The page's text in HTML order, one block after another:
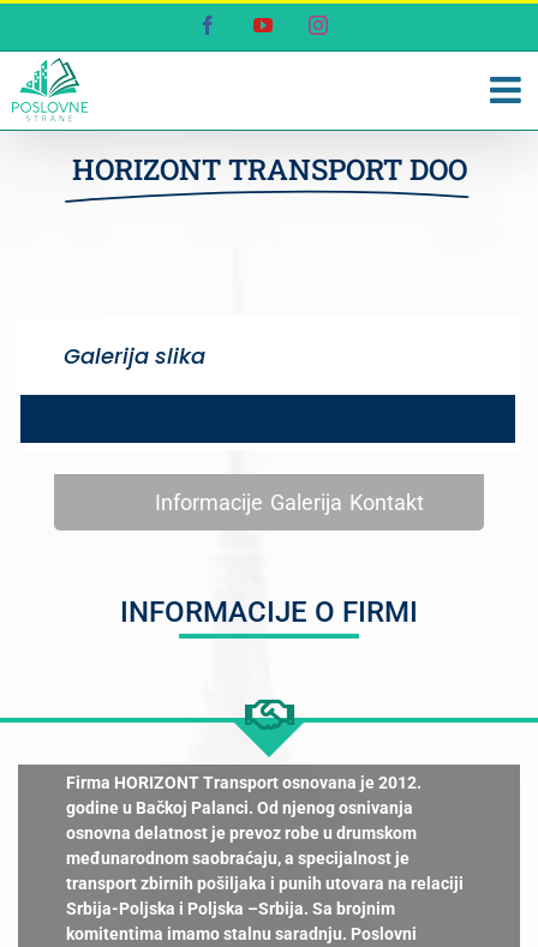
content
FacebookYouTubeInstagram
HORIZONT TRANSPORT DOO
Galerija slika
Informacije Galerija Kontakt
INFORMACIJE O FIRMI
Firma HORIZONT Transport osnovana je 2012.
godine u Bačkoj Palanci. Od njenog osnivanja
osnovna delatnost je prevoz robe u drumskom
međunarodnom saobraćaju, a specijalnost je
transport zbirnih pošiljaka i punih utovara na relaciji
Srbija-Poljska i Poljska –Srbija. Sa brojnim
komitentima imamo stalnu saradnju. Poslovni